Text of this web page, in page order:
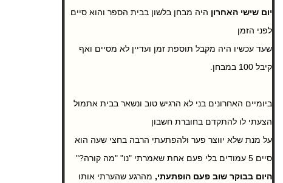
יום שישי האחרון היה מבחן בלשון בבית הספר והוא סיים
לפני הזמן
שעד עכשיו היה מקבל תוספת זמן ועדיין לא מסיים ואף
קיבל 100 במבחן.
ביומיים האחרונים בני לא הרגיש טוב ונשאר בבית אתמול
הצעתי לו להתקדם בחוברת חשבון
על מנת שלא יווצר פער ולהפתעתי הרבה בחצי שעה הוא
סיים 5 עמודים בלי פעם אחת שאמרתי "נו" "מה קורה?"
היום בבוקר שוב פעם הופתעתי, מהרגע שהערתי אותו